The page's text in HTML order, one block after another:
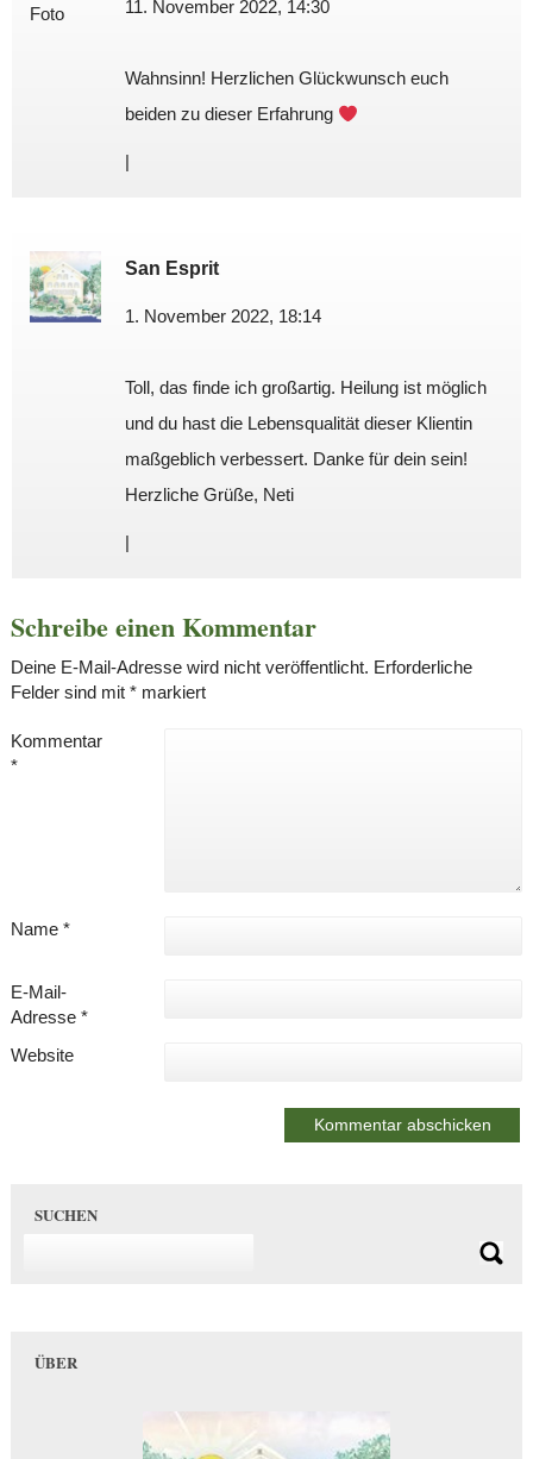
11. November 2022, 14:30
Wahnsinn! Herzlichen Glückwunsch euch
beiden zu dieser Erfahrung
|
San Esprit
1. November 2022, 18:14
Toll, das finde ich großartig. Heilung ist möglich
und du hast die Lebensqualität dieser Klientin
maßgeblich verbessert. Danke für dein sein!
Herzliche Grüße, Neti
|
Schreibe einen Kommentar
Deine E-Mail-Adresse wird nicht veröffentlicht. Erforderliche
Felder sind mit *markiert
Kommentar
*
Name *
E-Mail-
Adresse *
Website
SUCHEN
ÜBER